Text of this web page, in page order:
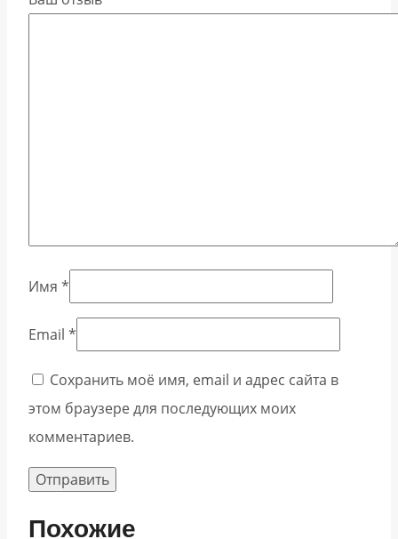
Имя *
Email *
Сохранить моё имя, email и адрес сайта в
этом браузере для последующих моих
комментариев.
Похожие